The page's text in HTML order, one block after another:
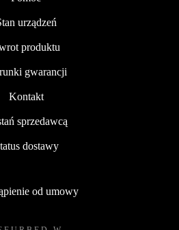
urządzeń
produktu
gwarancji
Kontakt
sprzedawcą
dostawy
od umowy